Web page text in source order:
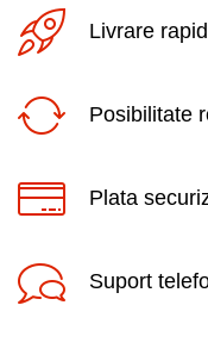
Livrare
Posibilitate
Plata
Suport